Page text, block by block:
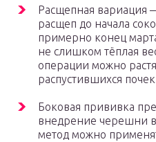
Расщепная вариация
расщеп до начала
примерно конец
не слишком тёплая
операции можно
распустившихся
Боковая прививка
внедрение черешни
метод можно